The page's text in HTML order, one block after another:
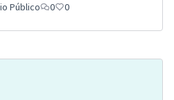
Público 0 0